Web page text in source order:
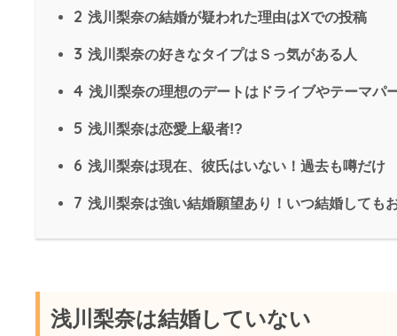
2 浅川梨奈の結婚が疑われた理由はXでの投稿
3 浅川梨奈の好きなタイプはＳっ気がある人
4 浅川梨奈の理想のデートはドライブやテーマパ
5 浅川梨奈は恋愛上級者!?
6 浅川梨奈は現在、彼氏はいない！過去も噂だけ
7 浅川梨奈は強い結婚願望あり！いつ結婚しても
浅川梨奈は結婚していない